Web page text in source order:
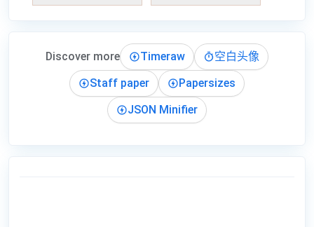
Discover more Timeraw
空白头像
Staff paper
Papersizes
JSON Minifier